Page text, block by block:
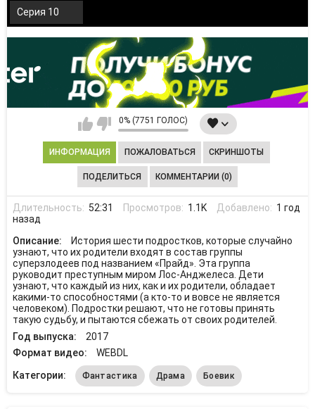
Серия 10
0% (7751 ГОЛОС)
ИНФОРМАЦИЯ ПОЖАЛОВАТЬСЯ СКРИНШОТЫ
ПОДЕЛИТЬСЯ КОММЕНТАРИИ (0)
Длительность: 52:31 Просмотров: 1.1K Добавлено: 1 год
назад
Описание:
История шести подростков, которые случайно
узнают, что их родители входят в состав группы
суперзлодеев под названием «Прайд». Эта группа
руководит преступным миром Лос-Анджелеса. Дети
узнают, что каждый из них, как и их родители, обладает
какими-то способностями (а кто-то и вовсе не является
человеком). Подростки решают, что не готовы принять
такую судьбу, и пытаются сбежать от своих родителей.
Год выпуска:
2017
Формат видео:
WEBDL
Категории:
Фантастика Драма Боевик